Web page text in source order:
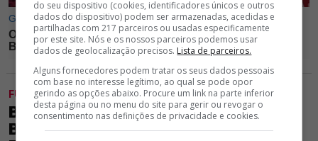
FUTEBOL
BENFICA AFUNDA VILLARREAL E DÁ
BOAS INDICAÇÕES ANTES DO DUELO
do seu dispositivo (cookies, identificadores únicos e outros
dados do dispositivo) podem ser armazenadas, acedidas e
partilhadas com 217 parceiros ou usadas especificamente
por este site. Nós e os nossos parceiros podemos usar
dados de geolocalização precisos. Lista de parceiros.
Alguns fornecedores podem tratar os seus dados pessoais
com base no interesse legítimo, ao qual se pode opor
gerindo as opções abaixo. Procure um link na parte inferior
desta página ou no menu do site para gerir ou revogar o
consentimento nas definições de privacidade e cookies.